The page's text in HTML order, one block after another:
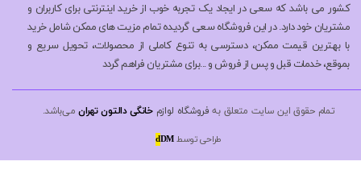
کشور می باشد که سعی در ایجاد یک تجربه خوب از خرید اینترنتی برای کاربران و
مشتریان خود دارد. در این فروشگاه سعی گردیده تمام مزیت های ممکن شامل خرید
با بهترین قیمت ممکن، دسترسی به تنوع کاملی از محصولات، تحویل سریع و
بموقع، خدمات قبل و پس از فروش و ...برای مشتریان فراهم گردد
تمام حقوق این سایت متعلق به فروشگاه لوازمخانگی دالتون تهران می‌باشد.
طراحی توسط dDM